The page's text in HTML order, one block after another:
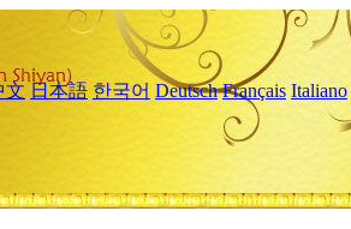
文 日本語 한국어 Deutsch Français Italiano